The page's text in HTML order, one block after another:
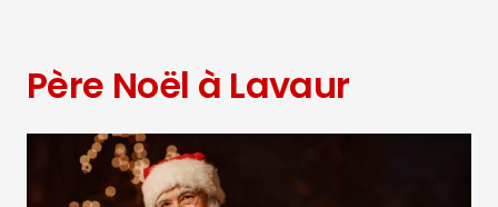
Père Noël à Lavaur